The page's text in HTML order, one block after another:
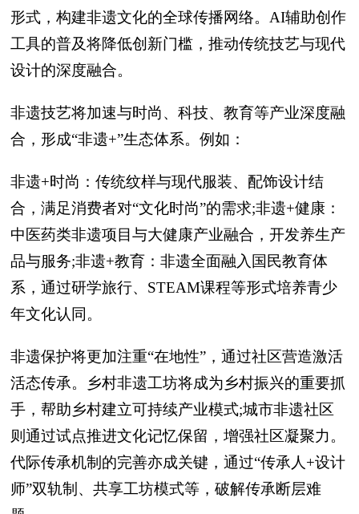
形式，构建非遗文化的全球传播网络。AI辅助创作
工具的普及将降低创新门槛，推动传统技艺与现代
设计的深度融合。
非遗技艺将加速与时尚、科技、教育等产业深度融
合，形成“非遗+”生态体系。例如：
非遗+时尚：传统纹样与现代服装、配饰设计结
合，满足消费者对“文化时尚”的需求;非遗+健康：
中医药类非遗项目与大健康产业融合，开发养生产
品与服务;非遗+教育：非遗全面融入国民教育体
系，通过研学旅行、STEAM课程等形式培养青少
年文化认同。
非遗保护将更加注重“在地性”，通过社区营造激活
活态传承。乡村非遗工坊将成为乡村振兴的重要抓
手，帮助乡村建立可持续产业模式;城市非遗社区
则通过试点推进文化记忆保留，增强社区凝聚力。
代际传承机制的完善亦成关键，通过“传承人+设计
师”双轨制、共享工坊模式等，破解传承断层难